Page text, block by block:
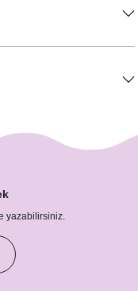
yazabilirsiniz.